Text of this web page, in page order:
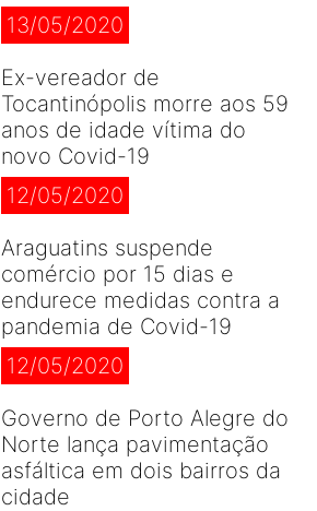
13/05/2020
Ex-vereador de
Tocantinópolis morre aos 59
anos de idade vítima do
novo Covid-19
12/05/2020
Araguatins suspende
comércio por 15 dias e
endurece medidas contra a
pandemia de Covid-19
12/05/2020
Governo de Porto Alegre do
Norte lança pavimentação
asfáltica em dois bairros da
cidade